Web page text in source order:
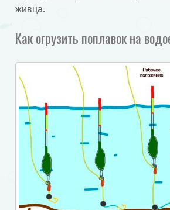
живца.
Как огрузить поплавок на